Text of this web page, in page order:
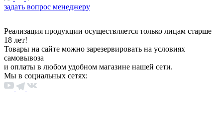
задать вопрос менеджеру
Реализация продукции осуществляется только лицам старше
18 лет!
Товары на сайте можно зарезервировать на условиях
самовывоза
и оплаты в любом удобном магазине нашей сети.
Мы в социальных сетях: